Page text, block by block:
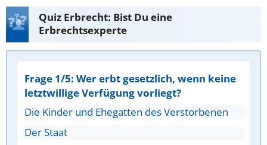
Quiz Erbrecht: Bist Du eine
Erbrechtsexperte
Frage 1/5: Wer erbt gesetzlich, wenn keine
letztwillige Verfügung vorliegt?
Die Kinder und Ehegatten des Verstorbenen
Der Staat